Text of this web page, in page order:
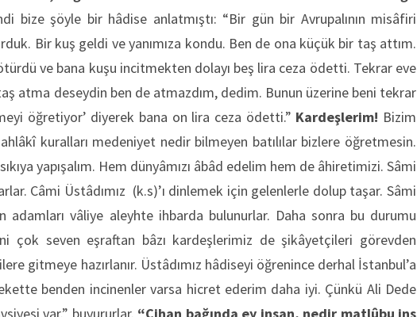
bize şöyle bir hâdise anlatmıştı: “Bir gün bir Avrupalının misâfiri
Bir kuş geldi ve yanımıza kondu. Ben de ona küçük bir taş attım.
ve bana kuşu incitmekten dolayı beş lira ceza ödetti. Tekrar eve
atma deseydin ben de atmazdım, dedim. Bunun üzerine beni tekrar
öğretiyor’ diyerek bana on lira ceza ödetti.” Kardeşlerim! Bizim
kuralları medeniyet nedir bilmeyen batılılar bizlere öğretmesin.
yapışalım. Hem dünyâmızı âbâd edelim hem de âhiretimizi. Sâmi
Câmi Üstâdımız (k.s)’ı dinlemek için gelenlerle dolup taşar. Sâmi
adamları vâliye aleyhte ihbarda bulunurlar. Daha sonra bu durumu
çok seven eşraftan bâzı kardeşlerimiz de şikâyetçileri görevden
gitmeye hazırlanır. Üstâdımız hâdiseyi öğrenince derhal İstanbul’a
benden incinenler varsa hicret ederim daha iyi. Çünkü Ali Dede